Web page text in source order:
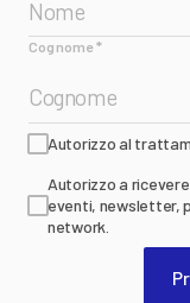
Cognome *
Autorizzo al
Autorizzo a
eventi, newsletter,
network.